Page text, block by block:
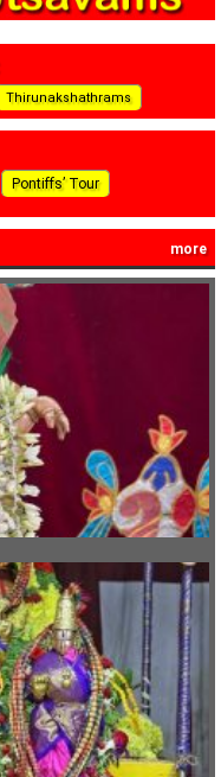
Thirunakshathrams
Pontiffs’ Tour
more